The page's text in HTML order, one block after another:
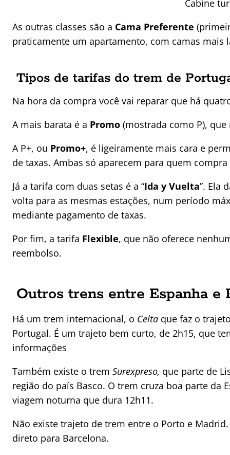
Cabine
As outras classes são a Cama Preferente
praticamente um apartamento, com camas mais
Tipos de tarifas do trem de
Na hora da compra você vai reparar que há
A mais barata é a Promo (mostrada como P),
A P+, ou Promo+, é ligeiramente mais cara e
de taxas. Ambas só aparecem para quem
Já a tarifa com duas setas é a “Ida y Vuelta”. Ela
volta para as mesmas estações, num período
mediante pagamento de taxas.
Por fim, a tarifa Flexible, que não oferece
reembolso.
Outros trens entre Espanha e
Há um trem internacional, o Celta que faz o
Portugal. É um trajeto bem curto, de 2h15, que
informações
Também existe o trem Surexpreso, que parte de
região do país Basco. O trem cruza boa parte da
viagem noturna que dura 12h11.
Não existe trajeto de trem entre o Porto e
direto para Barcelona.